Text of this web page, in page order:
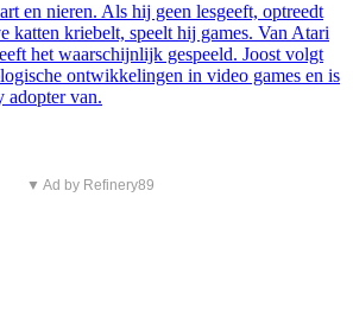
en nieren. Als hij geen lesgeeft, optreedt
katten kriebelt, speelt hij games. Van Atari
het waarschijnlijk gespeeld. Joost volgt
ontwikkelingen in video games en is
adopter van.
▼ Ad by Refinery89